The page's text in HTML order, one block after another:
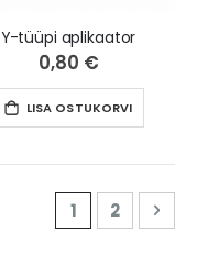
Y-tüüpi aplikaator
0,80 €
LISA OSTUKORVI
Page
You're
1 Page
2